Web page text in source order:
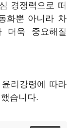
경쟁력으로 떠
화뿐 아니라 차
더욱 중요해질
리강령에 따라
습니다.